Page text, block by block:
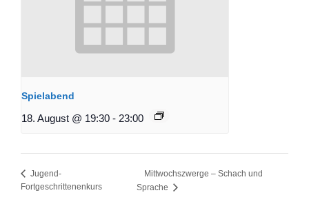
Spielabend
18. August @ 19:30 - 23:00
Jugend-
Fortgeschrittenenkurs
Mittwochszwerge – Schach und
Sprache